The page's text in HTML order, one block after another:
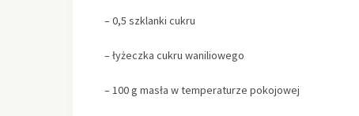
– 0,5 szklanki cukru
– łyżeczka cukru waniliowego
– 100 g masła w temperaturze pokojowej